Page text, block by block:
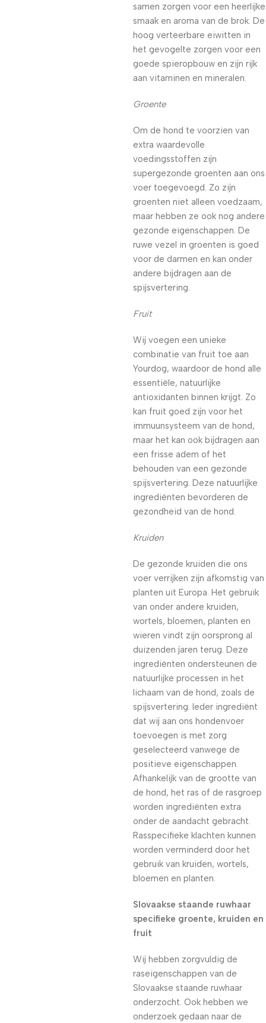
samen zorgen voor een heerlijke
smaak en aroma van de brok. De
hoog verteerbare eiwitten in
het gevogelte zorgen voor een
goede spieropbouw en zijn rijk
aan vitaminen en mineralen.
Groente
Om de hond te voorzien van
extra waardevolle
voedingsstoffen zijn
supergezonde groenten aan ons
voer toegevoegd. Zo zijn
groenten niet alleen voedzaam,
maar hebben ze ook nog andere
gezonde eigenschappen. De
ruwe vezel in groenten is goed
voor de darmen en kan onder
andere bijdragen aan de
spijsvertering.
Fruit
Wij voegen een unieke
combinatie van fruit toe aan
Yourdog, waardoor de hond alle
essentiële, natuurlijke
antioxidanten binnen krijgt. Zo
kan fruit goed zijn voor het
immuunsysteem van de hond,
maar het kan ook bijdragen aan
een frisse adem of het
behouden van een gezonde
spijsvertering. Deze natuurlijke
ingrediënten bevorderen de
gezondheid van de hond.
Kruiden
De gezonde kruiden die ons
voer verrijken zijn afkomstig van
planten uit Europa. Het gebruik
van onder andere kruiden,
wortels, bloemen, planten en
wieren vindt zijn oorsprong al
duizenden jaren terug. Deze
ingrediënten ondersteunen de
natuurlijke processen in het
lichaam van de hond, zoals de
spijsvertering. Ieder ingrediënt
dat wij aan ons hondenvoer
toevoegen is met zorg
geselecteerd vanwege de
positieve eigenschappen.
Afhankelijk van de grootte van
de hond, het ras of de rasgroep
worden ingrediënten extra
onder de aandacht gebracht.
Rasspecifieke klachten kunnen
worden verminderd door het
gebruik van kruiden, wortels,
bloemen en planten.
Slovaakse staande ruwhaar
specifieke groente, kruiden en
fruit
Wij hebben zorgvuldig de
raseigenschappen van de
Slovaakse staande ruwhaar
onderzocht. Ook hebben we
onderzoek gedaan naar de